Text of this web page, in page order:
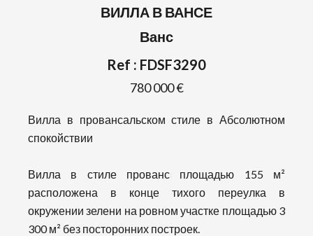
ВИЛЛА В ВАНСЕ
Ванс
Ref : FDSF3290
780 000 €
Вилла в провансальском стиле в Абсолютном
спокойствии
Вилла в стиле прованс площадью 155 м²
расположена в конце тихого переулка в
окружении зелени на ровном участке площадью 3
300 м² без посторонних построек.